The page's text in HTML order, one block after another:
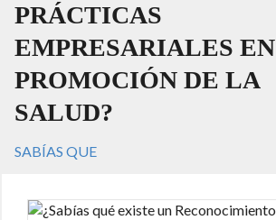
PRÁCTICAS
EMPRESARIALES EN
PROMOCIÓN DE LA
SALUD?
SABÍAS QUE